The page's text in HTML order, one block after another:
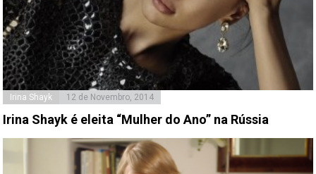
Irina Shayk 12 de Novembro, 2014
Irina Shayk é eleita “Mulher do Ano” na Rússia